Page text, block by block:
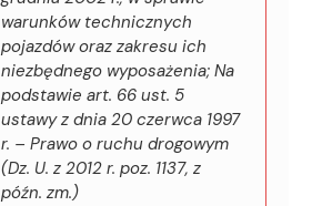
warunków technicznych
pojazdów oraz zakresu ich
niezbędnego wyposażenia; Na
podstawie art. 66 ust. 5
ustawy z dnia 20 czerwca 1997
r. – Prawo o ruchu drogowym
(Dz. U. z 2012 r. poz. 1137, z
późn. zm.)